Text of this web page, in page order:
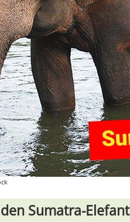
Sumatra-Elefant